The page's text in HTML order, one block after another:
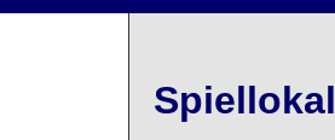
Spiellokal